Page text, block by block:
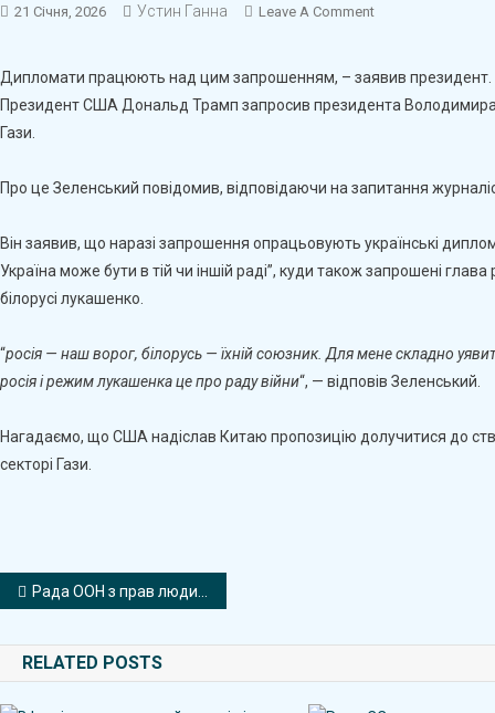
21 Січня, 2026 Устин Ганна Leave A CommentOn
Запрошення
До
Трампа
Зеленський
Дипломати працюють над цим запрошенням, – заявив президент.
Президент США Дональд Трамп запросив президента
Гази.
Про це Зеленський повідомив, відповідаючи на запитання
Він заявив, що наразі запрошення опрацьовують українські
Україна може бути в тій чи іншій раді”, куди також запрошені
білорусі лукашенко.
“росія — наш ворог, білорусь — їхній союзник. Для мене складно
росія і режим лукашенка це про раду війни“, — відповів Зеленський.
Нагадаємо, що США надіслав Китаю пропозицію долучитися до
секторі Гази.
Навігація
записів
Рада ООН з прав людини проведе екстрене засідання щодо Ірану
RELATED POSTS